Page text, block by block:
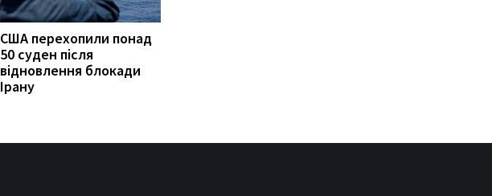
США перехопили понад
50 суден після
відновлення блокади
Ірану